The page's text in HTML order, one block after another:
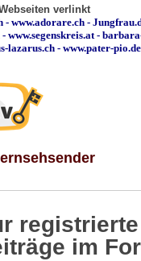
verlinkt
- www.adorare.ch -
- www.segenskreis.at-
lazarus.ch - www.pater-pio.de
im